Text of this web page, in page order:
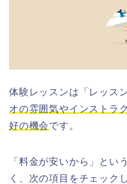
体験レッスンは「レッス
オの雰囲気やインストラ
好の機会です。
「料金が安いから」とい
く、次の項目をチェック